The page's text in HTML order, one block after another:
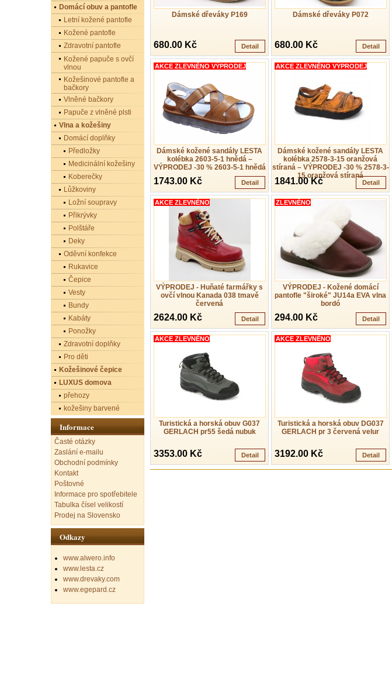
Dámské dřeváky P169
680.00 Kč Detail
Dámské dřeváky P072
680.00 Kč Detail
Dámské kožené sandály LESTA
kolébka 2603-5-1 hnědá –
VÝPRODEJ -30 % 2603-5-1 hnědá
AKCE ZLEVNĚNO VÝPRODEJ
1743.00 Kč Detail
Dámské kožené sandály LESTA
kolébka 2578-3-15 oranžová
stíraná – VÝPRODEJ -30 % 2578-3-
15 oranžová stíraná
AKCE ZLEVNĚNO VÝPRODEJ
1841.00 Kč Detail
VÝPRODEJ - Huňaté farmářky s
ovčí vlnou Kanada 038 tmavě
červená
AKCE ZLEVNĚNO
2624.00 Kč Detail
VÝPRODEJ - Kožené domácí
pantofle "široké" JU14a EVA vlna
bordó
ZLEVNĚNO
294.00 Kč Detail
Turistická a horská obuv G037
GERLACH pr55 šedá nubuk
AKCE ZLEVNĚNO
3353.00 Kč Detail
Turistická a horská obuv DG037
GERLACH pr 3 červená velur
AKCE ZLEVNĚNO
3192.00 Kč Detail
Domácí obuv a pantofle
Letní kožené pantofle
Kožené pantofle
Zdravotní pantofle
Kožené papuče s ovčí
vlnou
Kožešinové pantofle a
bačkory
Vlněné bačkory
Papuče z vlněné plsti
Vlna a kožešiny
Domácí doplňky
Předložky
Medicinální kožešiny
Koberečky
Lůžkoviny
Ložní soupravy
Přikrývky
Polštáře
Deky
Oděvní konfekce
Rukavice
Čepice
Vesty
Bundy
Kabáty
Ponožky
Zdravotní doplňky
Pro děti
Kožešinové čepice
LUXUS domova
přehozy
kožešiny barvené
Informace
Časté otázky
Zaslání e-mailu
Obchodní podmínky
Kontakt
Poštovné
Informace pro spotřebitele
Tabulka čísel velikostí
Prodej na Slovensko
Odkazy
www.alwero.info
www.lesta.cz
www.drevaky.com
www.egepard.cz